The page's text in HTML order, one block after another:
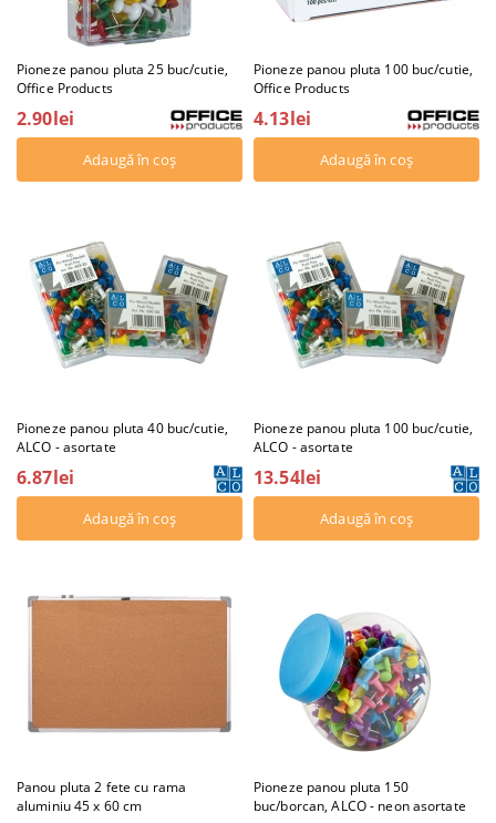
Pioneze panou pluta 25 buc/cutie,
Office Products
2.90lei
Pioneze panou pluta 100 buc/cutie,
Office Products
4.13lei
Pioneze panou pluta 40 buc/cutie,
ALCO - asortate
6.87lei
Pioneze panou pluta 100 buc/cutie,
ALCO - asortate
13.54lei
Panou pluta 2 fete cu rama
aluminiu 45 x 60 cm
Pioneze panou pluta 150
buc/borcan, ALCO - neon asortate